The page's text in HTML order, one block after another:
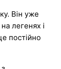
Він уже
легенях і
постійно